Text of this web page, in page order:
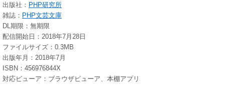
出版社： PHP研究所
雑誌： PHP文芸文庫
DL期限：無期限
配信開始日：2018年7月28日
ファイルサイズ：0.3MB
出版年月：2018年7月
ISBN：456976844X
対応ビューア：ブラウザビューア、本棚アプリ